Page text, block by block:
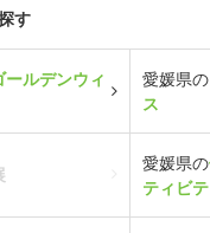
す
ールデンウィ
愛媛県の
ス
愛媛県の
ティビ